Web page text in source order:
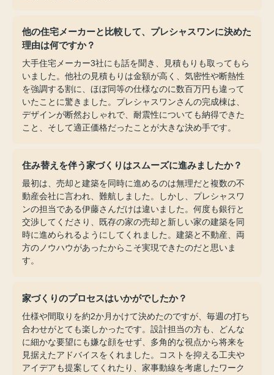
他の住宅メーカーと比較して、プレシャスワンに決めた
理由は何ですか？
大手住宅メーカー3社にも話を聞き、見積もりも取ってもら
いました。他社の見積もりは金額が高く、気密性や断熱性
を強調する割に、ほぼ同等の仕様なのに数百万円も違って
いたことに驚きました。プレシャスワンさんの完成棟は、
デザインが断然おしゃれで、耐震性についても納得できた
こと、そして適正価格だったことが大きな決め手です。
住み替えを伴う家づくりはスムーズに進みましたか？
最初は、売却と建築を同時に進めるのは無理だと複数の不
動産会社に言われ、難航しました。しかし、プレシャスワ
ンの担当である伊藤さんだけは違いました。何度も銀行と
交渉してくださり、既存の家の売却と新しい家の建築を同
時に進められるようにしてくれました。建築と不動産、両
方のノウハウがあったからこそ実現できたのだと思いま
す。
家づくりのプロセスはいかがでしたか？
仕様や間取りを約2か月かけて決めたのですが、毎週の打ち
合わせがとても楽しかったです。設計担当の方も、どんな
に細かな要望にも嫌な顔をせず、多角的な視点から将来を
見据えたアドバイスをくれました。コストを抑える工夫や
アイデアも提案してくれたり、家事動線を考慮したワーク